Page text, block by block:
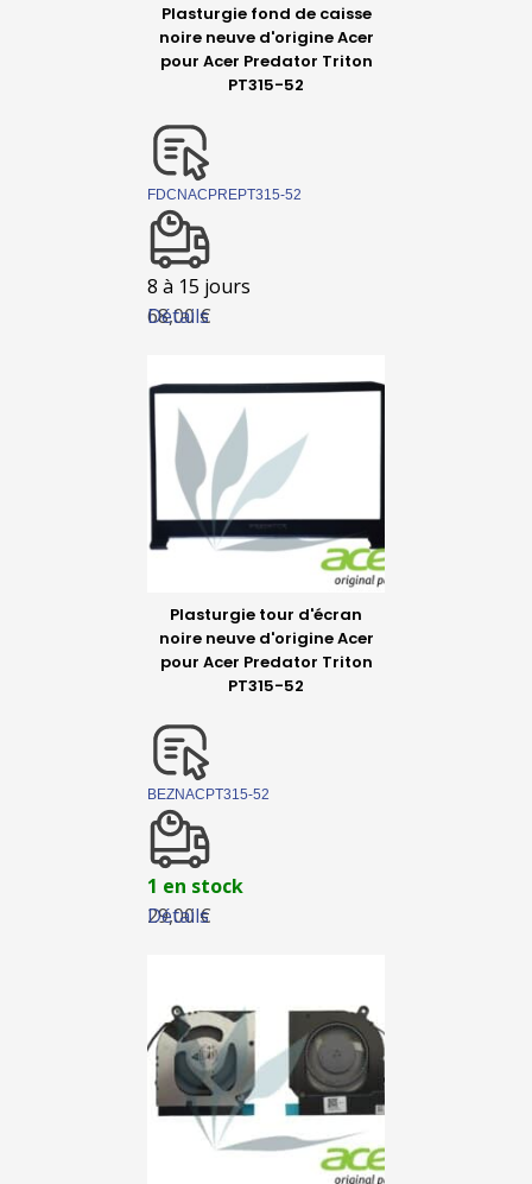
Détails
Plasturgie fond de caisse
noire neuve d'origine Acer
pour Acer Predator Triton
PT315-52
FDCNACPREPT315-52
8 à 15 jours
68,00 €
Détails
Plasturgie tour d'écran
noire neuve d'origine Acer
pour Acer Predator Triton
PT315-52
BEZNACPT315-52
1 en stock
29,00 €